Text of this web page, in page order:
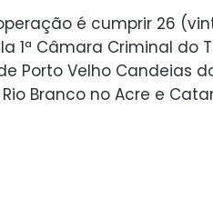
é cumprir 26
1ª Câmara Criminal do
Porto Velho Candeias
Branco no Acre e